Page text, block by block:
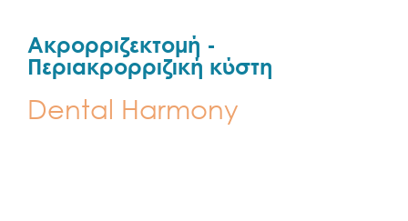
Ακρορριζεκτομή -
Περιακρορριζική κύστη
Dental Harmony